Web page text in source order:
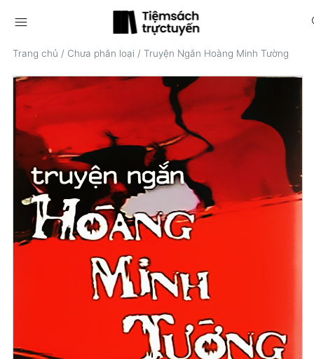
menu
Trang chủ / Chưa phân loại / Truyện Ngắn Hoàng Minh Tường